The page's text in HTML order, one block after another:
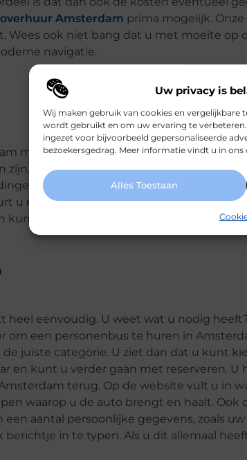
Uw privacy is
Wij maken gebruik van cookies en
wordt gebruikt en om uw ervaring te
ingezet voor bijvoorbeeld gepersonaliseerde
bezoekersgedrag. Meer informatie vindt u in ons
Alles Toestaan
Amsterdam prima mogelijk.
Wees ook niet bang dat u met moeite op
navigatie.
maar dan wel voor de scherpste
Zeker als u in de zomer huurt wordt
Gaat u 2 weken met een van onze
u een busje of een auto voor 3 weken,
kunt u altijd even
met ons
heel eenvoudig. U weet wat u nodig
om een personenbus te huren in
juiste categorie. U ziet dan dat u kunt
en kunt u verder gaan met reserveren.
terug. Op de website vult u in
waarop u de auto brengt en haalt.
aantal persoonlijke gegevens, zoals
in te typen. Als u dit allemaal